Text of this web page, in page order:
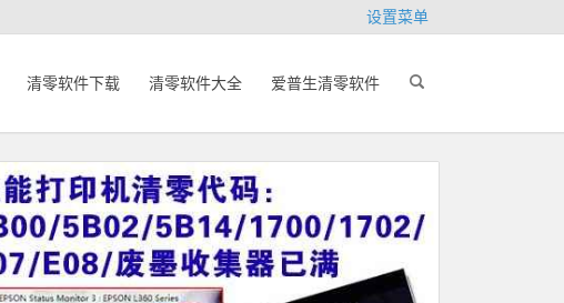
设置菜单
清零软件下载 清零软件大全 爱普生清零软件